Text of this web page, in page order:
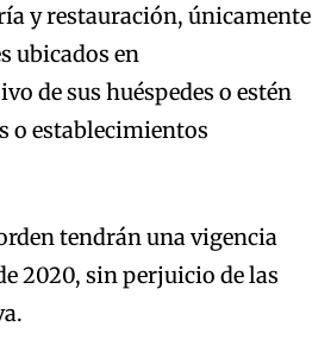
y restauración, únicamente
ubicados en
de sus huéspedes o estén
o establecimientos
tendrán una vigencia
2020, sin perjuicio de las